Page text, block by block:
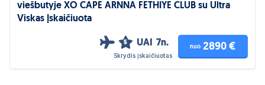
viešbutyje XO CAPE ARNNA FETHIYE CLUB su Ultra
Viskas Įskaičiuota
5 UAI 7n.
Skrydis įskaičiuotas
nuo 2890 €